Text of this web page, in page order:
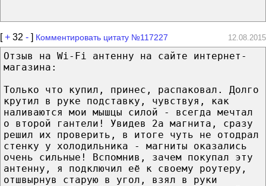
[+ 32 - ] Комментировать цитату №117227 12.08.2015
Отзыв на Wi-Fi антенну на сайте интернет-
магазина:
Только что купил, принес, распаковал. Долго
крутил в руке подставку, чувствуя, как
наливаются мои мышцы силой - всегда мечтал
о второй гантели! Увидев 2а магнита, сразу
решил их проверить, в итоге чуть не отодрал
стенку у холодильника - магниты оказались
очень сильные! Вспомнив, зачем покупал эту
антенну, я подключил её к своему роутеру,
отшвырнув старую в угол, взял в руки